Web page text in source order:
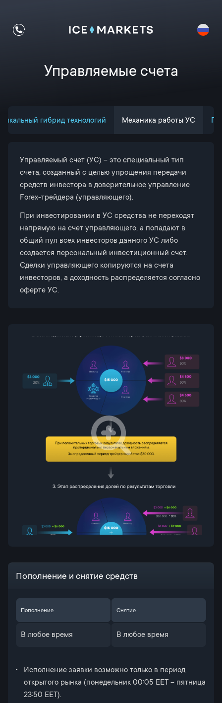
Управляемые счета
гибрид технологий Механика работы УС
Управляемый счет (УС) – это специальный тип
счета, созданный с целью упрощения передачи
средств инвестора в доверительное управление
Forex-трейдера (управляющего).
При инвестировании в УС средства не переходят
напрямую на счет управляющего, а попадают в
общий пул всех инвесторов данного УС либо
создается персональный инвестиционный счет.
Сделки управляющего копируются на счета
инвесторов, а доходность распределяется согласно
оферте УС.
Пополнение и снятие средств
Пополнение Снятие
В любое время В любое время
Исполнение заявки возможно только в период
открытого рынка (понедельник 00:05 ЕЕТ – пятница
23:50 ЕЕТ).